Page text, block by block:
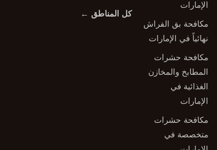
الإمارات
مكافحة بق الفراش
نهائياً في الإمارات
مكافحة حشرات
المطابخ والمخازن
الغذائية في
الإمارات
مكافحة حشرات
متخصصة في
كل المناطق ←